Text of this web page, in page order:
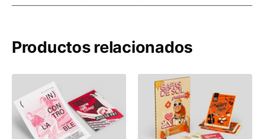
Productos relacionados